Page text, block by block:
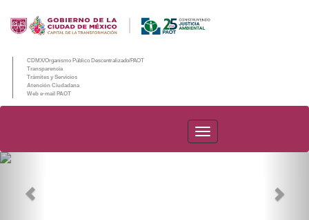
CDMX/Organismo Público Descentralizado/PAOT
Transparencia
Trámites y Servicios
Atención Ciudadana
Web e-mail PAOT
PAOT